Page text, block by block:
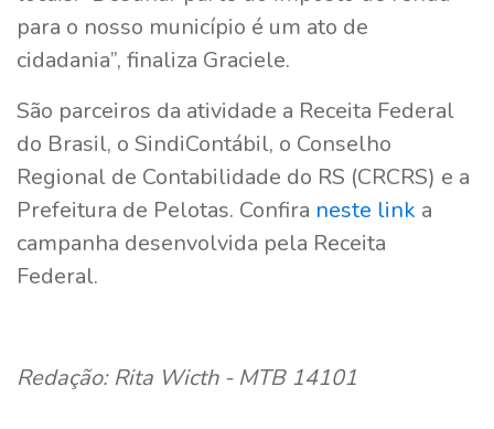
para o nosso município é um ato de
cidadania”, finaliza Graciele.
São parceiros da atividade a Receita Federal
do Brasil, o SindiContábil, o Conselho
Regional de Contabilidade do RS (CRCRS) e a
Prefeitura de Pelotas. Confira neste link a
campanha desenvolvida pela Receita
Federal.
Redação: Rita Wicth - MTB 14101